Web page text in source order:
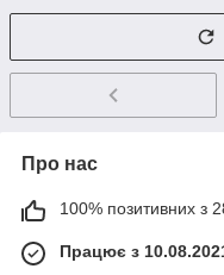
Про нас
100% позитивних з
Працює з